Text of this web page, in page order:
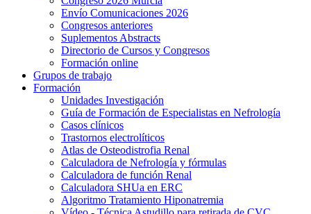
Envío Comunicaciones 2026
Congresos anteriores
Suplementos Abstracts
Directorio de Cursos y Congresos
Formación online
Grupos de trabajo
Formación
Unidades Investigación
Guía de Formación de Especialistas en Nefrología
Casos clínicos
Trastornos electrolíticos
Atlas de Osteodistrofia Renal
Calculadora de Nefrología y fórmulas
Calculadora de función Renal
Calculadora SHUa en ERC
Algoritmo Tratamiento Hiponatremia